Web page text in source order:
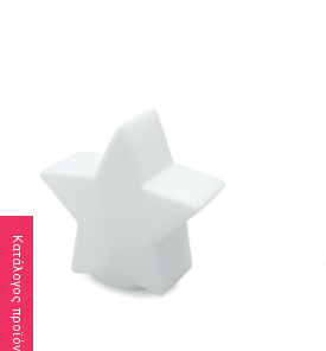
Κατάλογος προϊόντων